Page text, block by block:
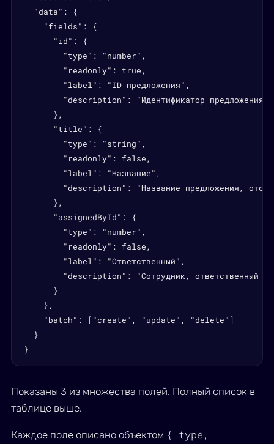
  "data": {
    "fields": {
      "id": {
        "type": "number",
        "readonly": true,
        "label": "ID предложения",
"description": "Идентификатор предложения,
      },
      "title": {
        "type": "string",
        "readonly": false,
        "label": "Название",
"description": "Название предложения,
      },
      "assignedById": {
        "type": "number",
        "readonly": false,
        "label": "Ответственный",
"description": "Сотрудник, ответственный
      }
    },
    "batch": ["create", "update", "delete"]
  }
}
Показаны 3 из множества полей. Полный список в
таблице выше.
Каждое поле описано объектом { type,